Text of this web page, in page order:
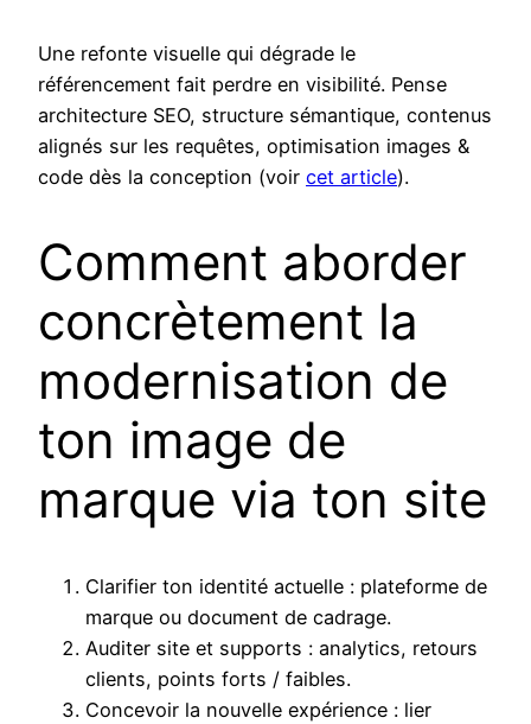
Une refonte visuelle qui dégrade le
référencement fait perdre en visibilité. Pense
architecture SEO, structure sémantique, contenus
alignés sur les requêtes, optimisation images &
code dès la conception (voir cet article).
Comment aborder
concrètement la
modernisation de
ton image de
marque via ton site
Clarifier ton identité actuelle : plateforme de
marque ou document de cadrage.
Auditer site et supports : analytics, retours
clients, points forts / faibles.
Concevoir la nouvelle expérience : lier